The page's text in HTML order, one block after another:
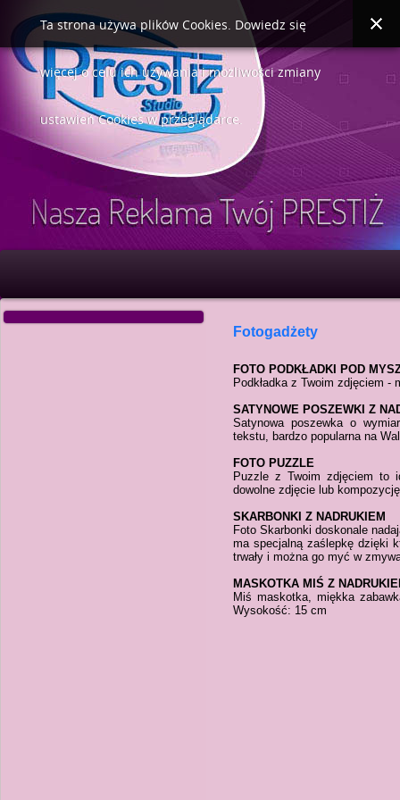
Fotogadżety
FOTO PODKŁADKI POD
Podkładka z Twoim zdjęciem
SATYNOWE POSZEWKI Z
Satynowa poszewka o
tekstu, bardzo popularna na
FOTO PUZZLE
Puzzle z Twoim zdjęciem to
dowolne zdjęcie lub
SKARBONKI Z NADRUKIEM
Foto Skarbonki doskonale
ma specjalną zaślepkę dzięki
trwały i można go myć w
MASKOTKA MIŚ Z
Miś maskotka, miękka
Wysokość: 15 cm
Ta strona używa plików Cookies. Dowiedz się
więcej o celu ich używania i możliwości zmiany
ustawień Cookies w przeglądarce.